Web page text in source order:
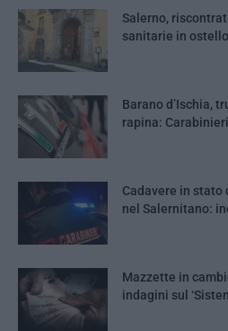
Salerno,
sanitarie in
Barano d’Ischia,
rapina:
Cadavere in
nel Salernitano:
Mazzette in
indagini sul